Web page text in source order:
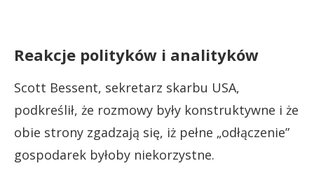
Reakcje polityków i analityków
Scott Bessent, sekretarz skarbu USA,
podkreślił, że rozmowy były konstruktywne i że
obie strony zgadzają się, iż pełne „odłączenie”
gospodarek byłoby niekorzystne.